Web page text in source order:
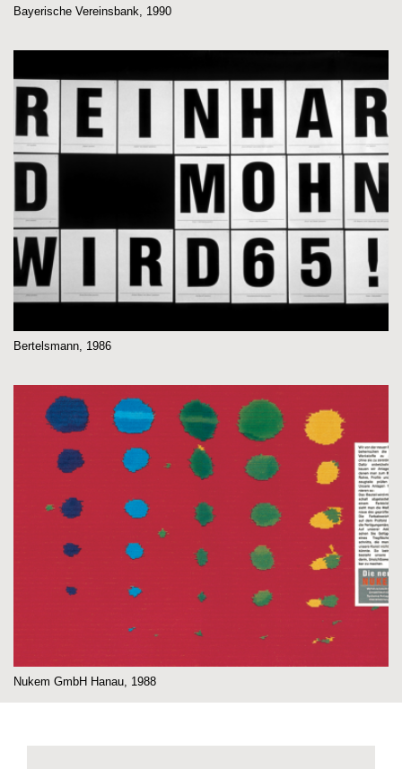
Bayerische Vereinsbank, 1990
Bertelsmann, 1986
Nukem GmbH Hanau, 1988